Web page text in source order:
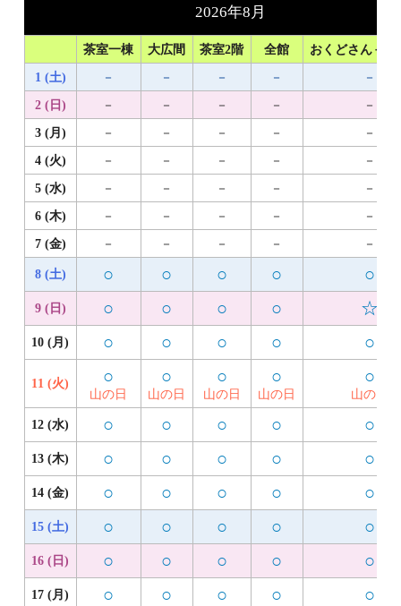
2026年8月
茶室一棟 大広間 茶室2階 全館
おくどさん＋1
1 (土)
－ － － －
－
2 (日)
－ － － －
－
3 (月)
－ － － －
－
4 (火)
－ － － －
－
5 (水)
－ － － －
－
6 (木)
－ － － －
－
7 (金)
－ － － － －
8 (土) ○ ○ ○ ○ ○
9 (日) ○ ○ ○ ○ ☆
10 (月) ○ ○ ○ ○ ○
11 (火) ○
山の日
○
山の日
○
山の日
○
山の日
○
山の日
12 (水) ○ ○ ○ ○ ○
13 (木) ○ ○ ○ ○ ○
14 (金) ○ ○ ○ ○ ○
15 (土) ○ ○ ○ ○ ○
16 (日) ○ ○ ○ ○ ○
17 (月) ○ ○ ○ ○ ○